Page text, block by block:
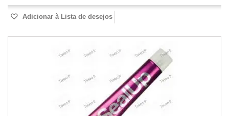
Adicionar à Lista de desejos